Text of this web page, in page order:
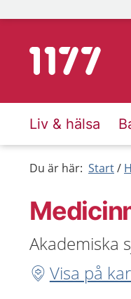
Till startsidan för
Liv & hälsa
Du är här: Start
Akademiska
Visa på